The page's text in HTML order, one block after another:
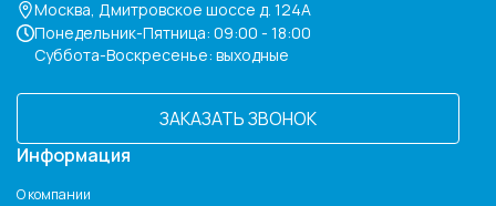
Москва, Дмитровское шоссе д. 124А
Понедельник-Пятница: 09:00 - 18:00
Суббота-Воскресенье: выходные
ЗАКАЗАТЬ ЗВОНОК
Информация
О компании